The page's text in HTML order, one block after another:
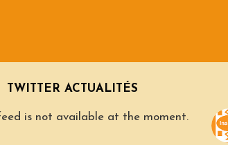
TWITTER ACTUALITÉS
is not available at the moment.